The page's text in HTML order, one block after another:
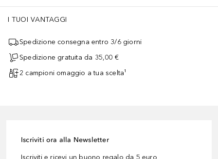
I TUOI VANTAGGI
Spedizione consegna entro 3/6 giorni
Spedizione gratuita da 35,00 €
2 campioni omaggio a tua scelta¹
Iscriviti ora alla Newsletter
Iscriviti e ricevi un buono regalo da 5 euro